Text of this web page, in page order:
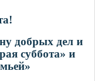
добрых дел и
суббота» и